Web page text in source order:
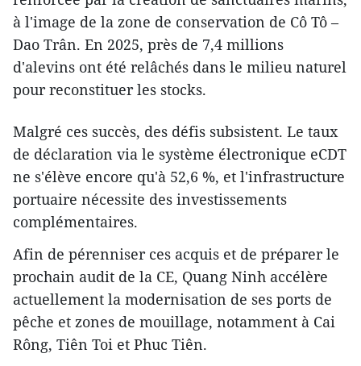
à l'image de la zone de conservation de Cô Tô –
Dao Trân. En 2025, près de 7,4 millions
d'alevins ont été relâchés dans le milieu naturel
pour reconstituer les stocks.
Malgré ces succès, des défis subsistent. Le taux
de déclaration via le système électronique eCDT
ne s'élève encore qu'à 52,6 %, et l'infrastructure
portuaire nécessite des investissements
complémentaires.
Afin de pérenniser ces acquis et de préparer le
prochain audit de la CE, Quang Ninh accélère
actuellement la modernisation de ses ports de
pêche et zones de mouillage, notamment à Cai
Rông, Tiên Toi et Phuc Tiên.